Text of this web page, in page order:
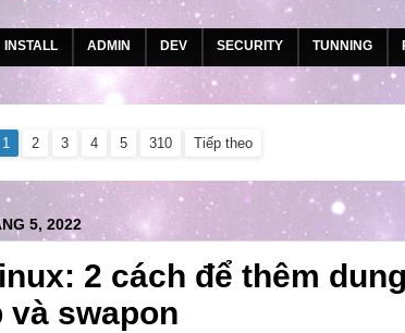
INSTALL ADMIN DEV SECURITY TUNNING
1 2 3 4 5 310 Tiếp theo
5, 2022
2 cách để thêm
và swapon